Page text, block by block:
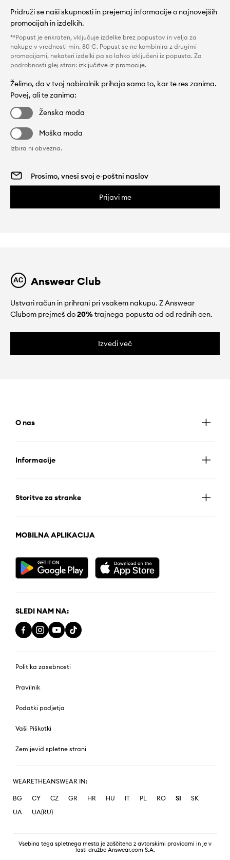
Pridruži se naši skupnosti in prejemaj informacije o najnovejših
promocijah in izdelkih.
**Popust je enkraten, vključuje izdelke brez popustov in velja za
nakupe v vrednosti min. 80 €. Popust se ne kombinira z drugimi
promocijami, nekateri izdelki pa so lahko izključeni iz popusta. Za
podrobnosti glej stran: izključitve iz promocije.
Želimo, da v tvoj nabiralnik prihaja samo to, kar te res zanima.
Povej, ali te zanima:
Ženska moda
Moška moda
Izbira ni obvezna.
Prijavi me
Answear Club
Ustvari račun in prihrani pri vsakem nakupu. Z Answear
Clubom prejmeš do20%trajnega popusta od od rednih cen.
Izvedi več
O nas
Informacije
Storitve za stranke
MOBILNA APLIKACIJA
SLEDI NAM NA:
Politika zasebnosti
Pravilnik
Podatki podjetja
Vaši Piškotki
Zemljevid spletne strani
WEARETHEANSWEAR IN:
BG CY CZ GR HR HU IT PL RO SI
SK
UA
UA(RU)
Vsebina tega spletnega mesta je zaščitena z avtorskimi pravicami in je v
lasti družbe Answear.com S.A.